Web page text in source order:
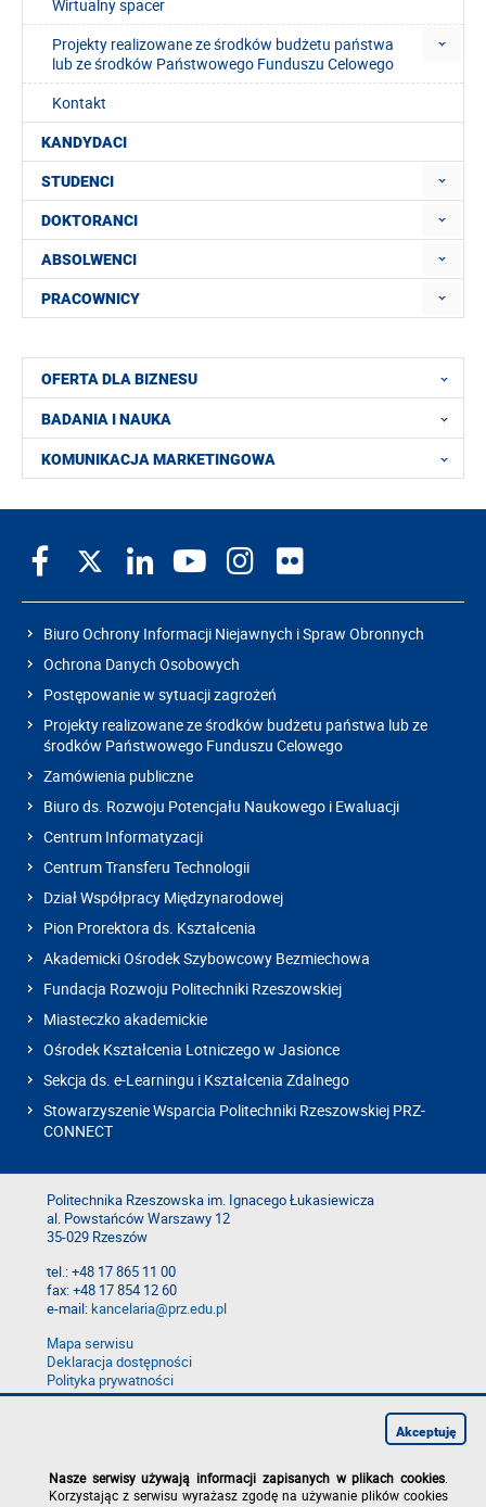
Wirtualny spacer
Projekty realizowane ze środków budżetu państwa
lub ze środków Państwowego Funduszu Celowego
Kontakt
KANDYDACI
STUDENCI
DOKTORANCI
ABSOLWENCI
PRACOWNICY
OFERTA DLA BIZNESU
BADANIA I NAUKA
KOMUNIKACJA MARKETINGOWA
Biuro Ochrony Informacji Niejawnych i Spraw Obronnych
Ochrona Danych Osobowych
Postępowanie w sytuacji zagrożeń
Projekty realizowane ze środków budżetu państwa lub ze
środków Państwowego Funduszu Celowego
Zamówienia publiczne
Biuro ds. Rozwoju Potencjału Naukowego i Ewaluacji
Centrum Informatyzacji
Centrum Transferu Technologii
Dział Współpracy Międzynarodowej
Pion Prorektora ds. Kształcenia
Akademicki Ośrodek Szybowcowy Bezmiechowa
Fundacja Rozwoju Politechniki Rzeszowskiej
Miasteczko akademickie
Ośrodek Kształcenia Lotniczego w Jasionce
Sekcja ds. e-Learningu i Kształcenia Zdalnego
Stowarzyszenie Wsparcia Politechniki Rzeszowskiej PRZ-
CONNECT
Politechnika Rzeszowska im. Ignacego Łukasiewicza
al. Powstańców Warszawy 12
35-029 Rzeszów
tel.: +48 17 865 11 00
fax: +48 17 854 12 60
e-mail:kancelaria@prz.edu.pl
Mapa serwisu
Deklaracja dostępności
Polityka prywatności
Zgłoś błąd na stronie
Nasze serwisy używają informacji zapisanych w plikach cookies
Korzystając z serwisu wyrażasz zgodę na używanie plików cookies
Akceptuję